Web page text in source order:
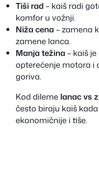
Tiši rad– kaiš radi
komfor u vožnji.
Niža cena– zamena
zamene lanca.
Manja težina– kaiš
opterećenje motora i
goriva.
Kod dileme lanac vs
često biraju kaiš
ekonomičnije i tiše.